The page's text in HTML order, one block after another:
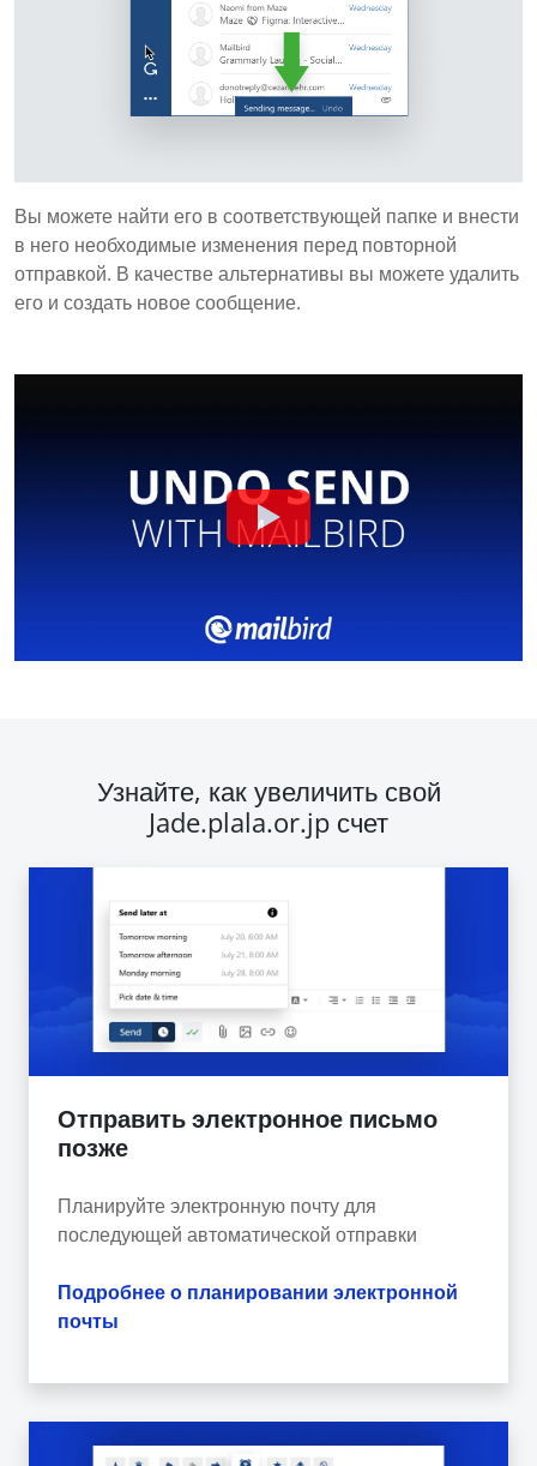
Вы можете найти его в соответствующей папке и внести
в него необходимые изменения перед повторной
отправкой. В качестве альтернативы вы можете удалить
его и создать новое сообщение.
Узнайте, как увеличить свой
Jade.plala.or.jp счет
Отправить электронное письмо
позже
Планируйте электронную почту для
последующей автоматической отправки
Подробнее о планировании электронной
почты